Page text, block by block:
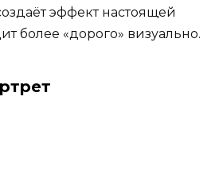
эффект настоящей
более «дорого» визуально.